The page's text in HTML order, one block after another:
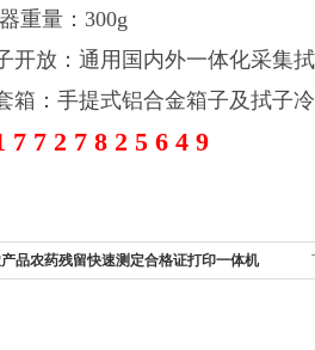
重量：300g
开放：通用国内外一体化采集
箱：手提式铝合金箱子及拭子
7 7 2 7 8 2 5 6 4 9
品农药残留快速测定合格证打印一体机